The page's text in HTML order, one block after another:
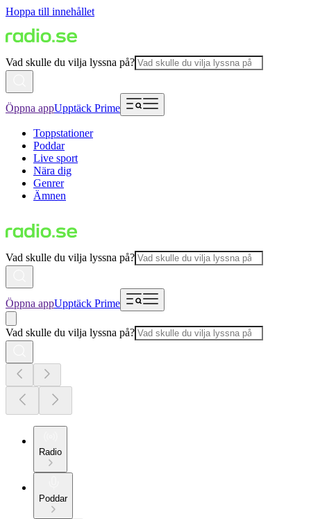
Hoppa till innehållet
Vad skulle du vilja lyssna på?
Öppna appUpptäck Prime
Toppstationer
Poddar
Live sport
Nära dig
Genrer
Ämnen
Vad skulle du vilja lyssna på?
Öppna appUpptäck Prime
Vad skulle du vilja lyssna på?
Radio
Poddar